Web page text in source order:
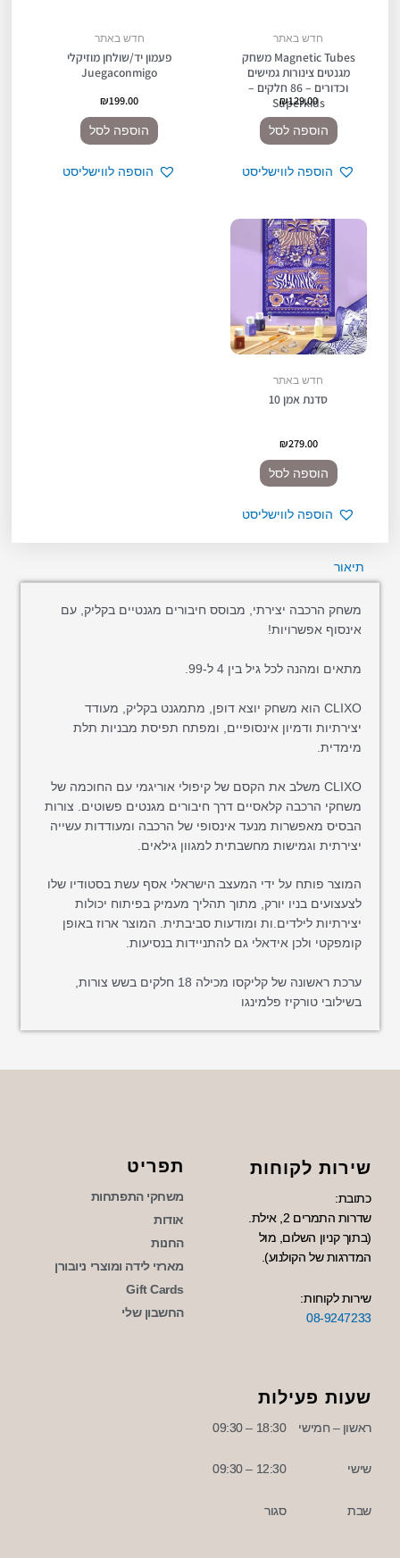
חדש באתר
Magnetic Tubes משחק
מגנטים צינורות גמישים
וכדורים – 86 חלקים –
Superkids
₪129.00
הוספה לסל
הוספה לווישליסט
חדש באתר
פעמון יד/שולחן מוזיקלי
Juegaconmigo
₪199.00
הוספה לסל
הוספה לווישליסט
חדש באתר
סדנת אמן 10
₪279.00
הוספה לסל
הוספה לווישליסט
תיאור
משחק הרכבה יצירתי, מבוסס חיבורים מגנטיים בקליק, עם
אינסוף אפשרויות!
מתאים ומהנה לכל גיל בין 4 ל-99.
CLIXO הוא משחק יוצא דופן, מתמגנט בקליק, מעודד
יצירתיות ודמיון אינסופיים, ומפתח תפיסת מבניות תלת
מימדית.
CLIXO משלב את הקסם של קיפולי אוריגמי עם החוכמה של
משחקי הרכבה קלאסיים דרך חיבורים מגנטים פשוטים. צורות
הבסיס מאפשרות מנעד אינסופי של הרכבה ומעודדות עשייה
יצירתית וגמישות מחשבתית למגוון גילאים.
המוצר פותח על ידי המעצב הישראלי אסף עשת בסטודיו שלו
לצעצועים בניו יורק, מתוך תהליך מעמיק בפיתוח יכולות
יצירתיות לילדים.ות ומודעות סביבתית. המוצר ארוז באופן
קומפקטי ולכן אידאלי גם להתניידות בנסיעות.
ערכת ראשונה של קליקסו מכילה 18 חלקים בשש צורות,
בשילובי טורקיז פלמינגו
שירות לקוחות
כתובת:
שדרות התמרים 2, אילת.
(בתוך קניון השלום, מול
המדרגות של הקולנוע).
שירות לקוחות:
08-9247233
תפריט
משחקי התפתחות
אודות
החנות
מארזי לידה ומוצרי ניובורן
Gift Cards
החשבון שלי
שעות פעילות
ראשון – חמישי
שישי
שבת
18:30 – 09:30
12:30 – 09:30
סגור